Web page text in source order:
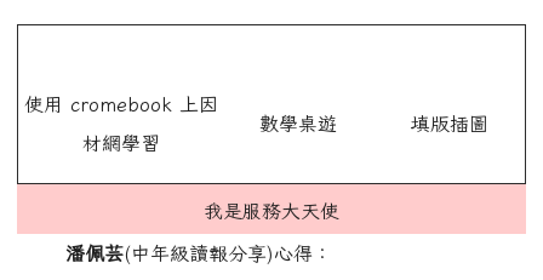
使用 cromebook 上因
材網學習
數學桌遊 填版插圖
我是服務大天使
潘佩芸(中年級讀報分享)心得：